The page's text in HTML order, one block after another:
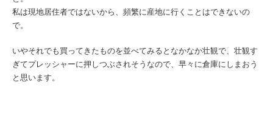
私は現地居住者ではないから、頻繁に産地に行くことはできないの
で。
いやそれでも買ってきたものを並べてみるとなかなか壮観で、壮観す
ぎてプレッシャーに押しつぶされそうなので、早々に倉庫にしまおう
と思います。